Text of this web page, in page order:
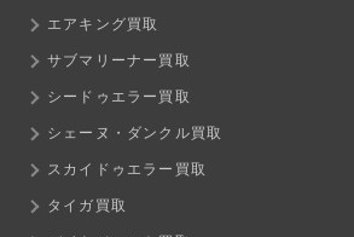
エアキング買取
サブマリーナー買取
シードゥエラー買取
シェーヌ・ダンクル買取
スカイドゥエラー買取
タイガ買取